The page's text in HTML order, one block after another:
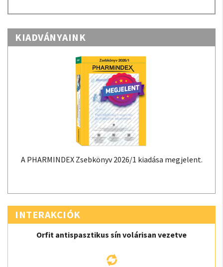
KIADVÁNYAINK
A PHARMINDEX Zsebkönyv 2026/1 kiadása megjelent.
INTERAKCIÓK
Orfit antispasztikus sín volárisan vezetve